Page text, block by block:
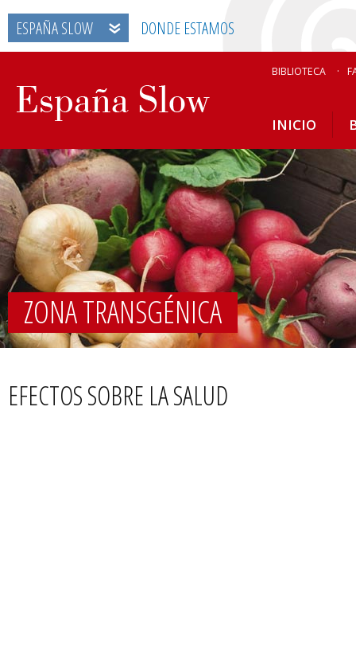
ESPAÑA SLOW DONDE ESTAMOS
BIBLIOTECA
INICIO
ZONA TRANSGÉNICA
EFECTOS SOBRE LA SALUD